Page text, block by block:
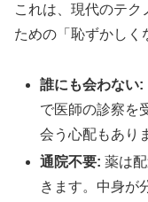
これは、現代のテ
ための「恥ずかしく
誰にも会わない:
で医師の診察を
会う心配もあり
通院不要: 薬は
きます。中身が